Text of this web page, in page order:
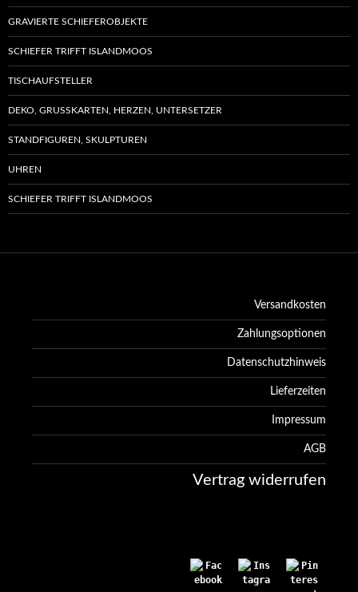
GRAVIERTE SCHIEFEROBJEKTE
SCHIEFER TRIFFT ISLANDMOOS
TISCHAUFSTELLER
DEKO, GRUSSKARTEN, HERZEN, UNTERSETZER
STANDFIGUREN, SKULPTUREN
UHREN
SCHIEFER TRIFFT ISLANDMOOS
Versandkosten
Zahlungsoptionen
Datenschutzhinweis
Lieferzeiten
Impressum
AGB
Vertrag widerrufen